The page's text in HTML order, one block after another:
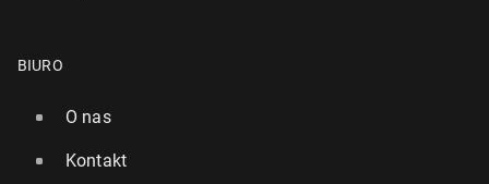
BIURO
O nas
Kontakt